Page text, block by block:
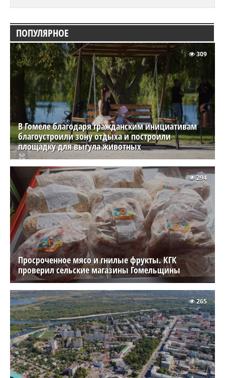
ПОПУЛЯРНОЕ
В Гомеле благодаря гражданским инициативам
благоустроили зону отдыха и построили
площадку для выгула животных
309
Просроченное мясо и гнилые фрукты. КГК
проверил сельские магазины Гомельщины
294
265